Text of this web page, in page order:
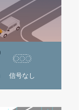
信号なし